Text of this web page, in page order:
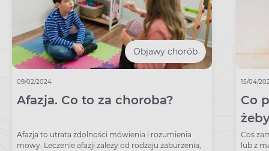
Objawy chorób
09/02/2024
Afazja. Co to za choroba?
Afazja to utrata zdolności mówienia i rozumienia
mowy. Leczenie afazji zależy od rodzaju zaburzenia,
15/04/
Co
Coś
lub z